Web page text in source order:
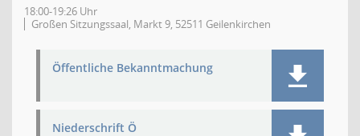
18:00-19:26 Uhr
Großen Sitzungssaal, Markt 9, 52511 Geilenkirchen
Öffentliche Bekanntmachung
Niederschrift Ö